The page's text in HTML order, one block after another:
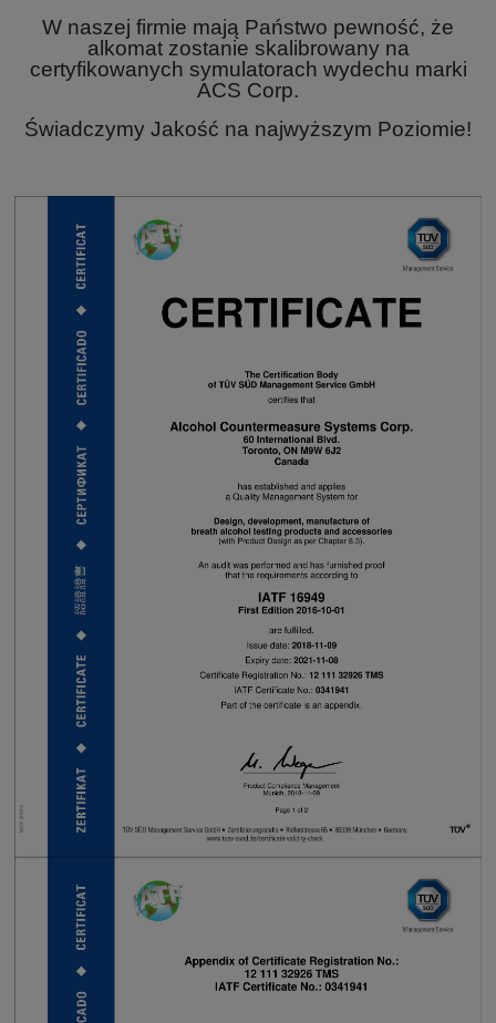
W naszej firmie mają Państwo pewność, że
alkomat zostanie skalibrowany na
certyfikowanych symulatorach wydechu marki
ACS Corp.
Świadczymy Jakość na najwyższym Poziomie!